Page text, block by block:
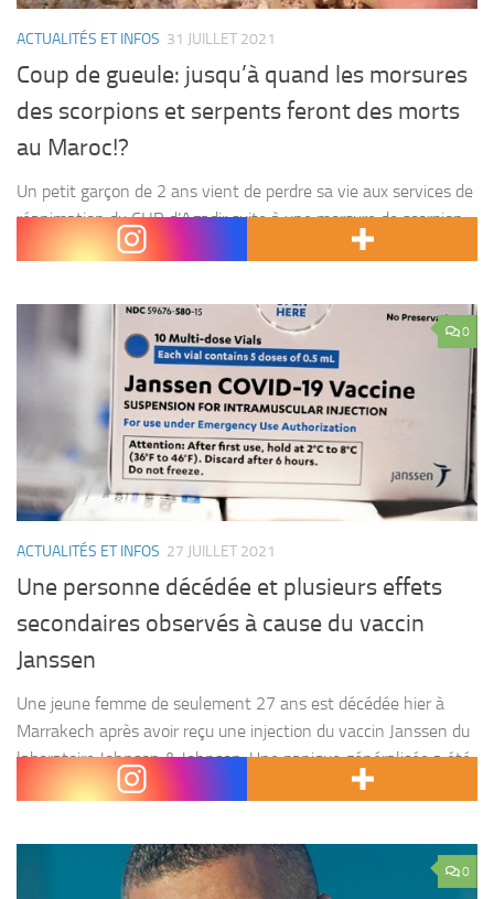
ACTUALITÉS ET INFOS 31 JUILLET 2021
Coup de gueule: jusqu’à quand les morsures
des scorpions et serpents feront des morts
au Maroc!?
Un petit garçon de 2 ans vient de perdre sa vie aux services de
réanimation du CHR d’Agadir suite à une morsure de scorpion
au Douar Ait Khouy à Chtouka Ait Baha. Nos petits...
0
ACTUALITÉS ET INFOS 27 JUILLET 2021
Une personne décédée et plusieurs effets
secondaires observés à cause du vaccin
Janssen
Une jeune femme de seulement 27 ans est décédée hier à
Marrakech après avoir reçu une injection du vaccin Janssen du
laboratoire Johnson & Johnson. Une panique généralisée a été
observée chez les marocains...
0